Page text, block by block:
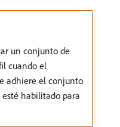
un conjunto de
cuando el
adhiere el conjunto
habilitado para